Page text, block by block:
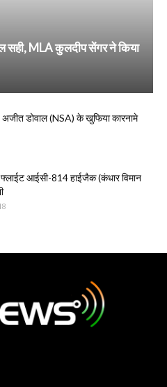
सही, MLA कुलदीप सेंगर ने किया
अजीत डोवाल (NSA) के खुफिया कारनामे
आईसी-814 हाईजैक (कंधार विमान